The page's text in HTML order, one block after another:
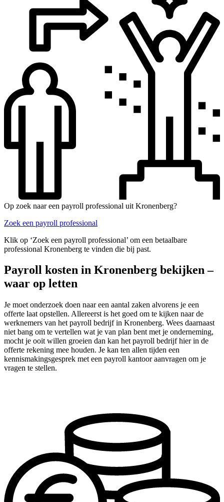
Op zoek naar een payroll professional uit Kronenberg?
Zoek een payroll professional
Klik op ‘Zoek een payroll professional’ om een betaalbare
professional Kronenberg te vinden die bij past.
Payroll kosten in Kronenberg bekijken –
waar op letten
Je moet onderzoek doen naar een aantal zaken alvorens je een
offerte laat opstellen. Allereerst is het goed om te kijken naar de
werknemers van het payroll bedrijf in Kronenberg. Wees daarnaast
niet bang om te vertellen wat je van plan bent met je onderneming,
mocht je ooit willen groeien dan kan het payroll bedrijf hier in de
offerte rekening mee houden. Je kan ten allen tijden een
kennismakingsgesprek met een payroll kantoor aanvragen om je
vragen te stellen.